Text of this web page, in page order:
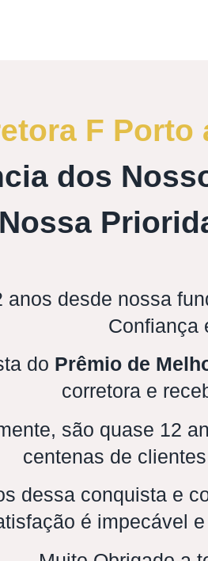
F Porto
dos
anos desde nossa
Confiança
do Prêmio de
corretora e
são quase 12
centenas de
dessa conquista e
é impecável